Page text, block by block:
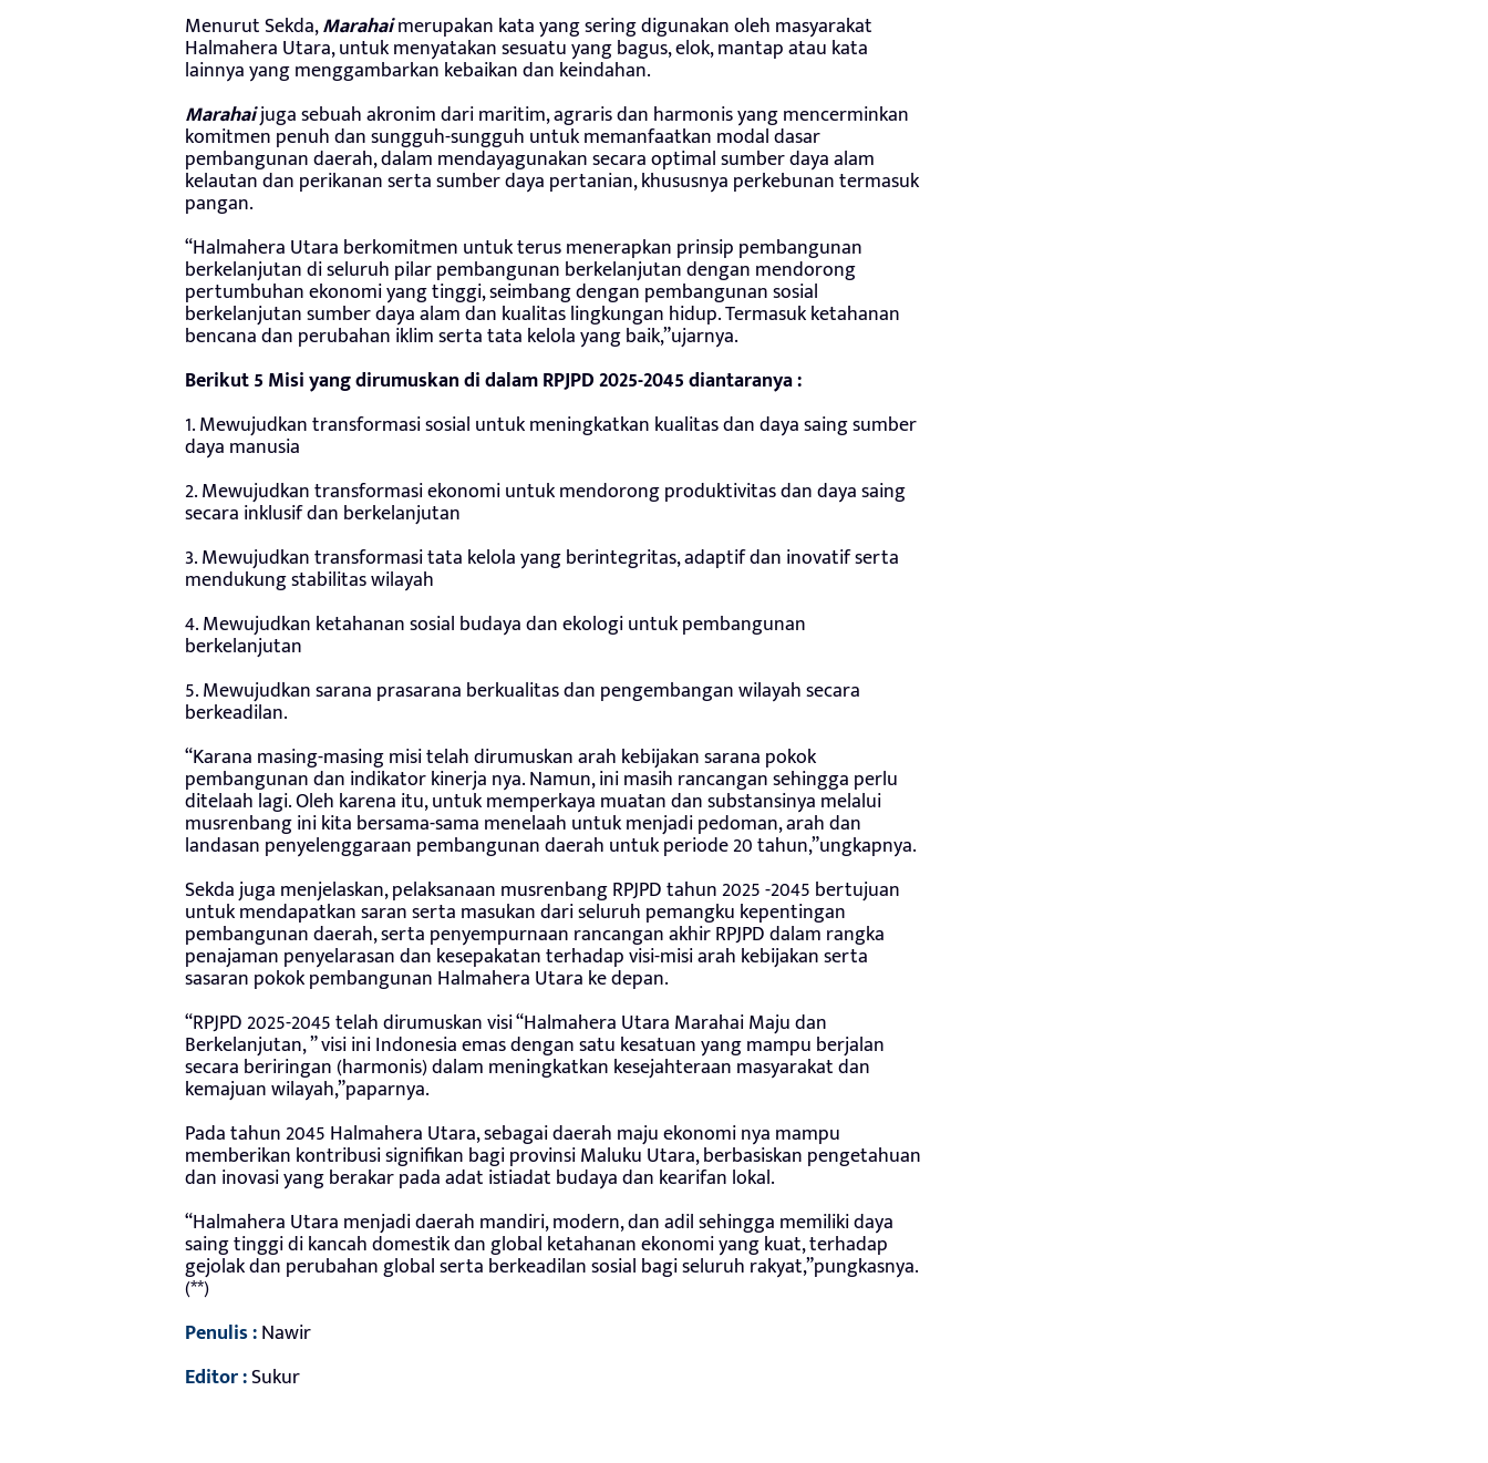
Menurut Sekda,Marahaimerupakan kata yang sering digunakan oleh masyarakat
Halmahera Utara, untuk menyatakan sesuatu yang bagus, elok, mantap atau kata
lainnya yang menggambarkan kebaikan dan keindahan.
Marahaijuga sebuah akronim dari maritim, agraris dan harmonis yang mencerminkan
komitmen penuh dan sungguh-sungguh untuk memanfaatkan modal dasar
pembangunan daerah, dalam mendayagunakan secara optimal sumber daya alam
kelautan dan perikanan serta sumber daya pertanian, khususnya perkebunan termasuk
pangan.
“Halmahera Utara berkomitmen untuk terus menerapkan prinsip pembangunan
berkelanjutan di seluruh pilar pembangunan berkelanjutan dengan mendorong
pertumbuhan ekonomi yang tinggi, seimbang dengan pembangunan sosial
berkelanjutan sumber daya alam dan kualitas lingkungan hidup. Termasuk ketahanan
bencana dan perubahan iklim serta tata kelola yang baik,”ujarnya.
Berikut 5 Misi yang dirumuskan di dalam RPJPD 2025-2045 diantaranya :
1. Mewujudkan transformasi sosial untuk meningkatkan kualitas dan daya saing sumber
daya manusia
2. Mewujudkan transformasi ekonomi untuk mendorong produktivitas dan daya saing
secara inklusif dan berkelanjutan
3. Mewujudkan transformasi tata kelola yang berintegritas, adaptif dan inovatif serta
mendukung stabilitas wilayah
4. Mewujudkan ketahanan sosial budaya dan ekologi untuk pembangunan
berkelanjutan
5. Mewujudkan sarana prasarana berkualitas dan pengembangan wilayah secara
berkeadilan.
“Karana masing-masing misi telah dirumuskan arah kebijakan sarana pokok
pembangunan dan indikator kinerja nya. Namun, ini masih rancangan sehingga perlu
ditelaah lagi. Oleh karena itu, untuk memperkaya muatan dan substansinya melalui
musrenbang ini kita bersama-sama menelaah untuk menjadi pedoman, arah dan
landasan penyelenggaraan pembangunan daerah untuk periode 20 tahun,”ungkapnya.
Sekda juga menjelaskan, pelaksanaan musrenbang RPJPD tahun 2025 -2045 bertujuan
untuk mendapatkan saran serta masukan dari seluruh pemangku kepentingan
pembangunan daerah, serta penyempurnaan rancangan akhir RPJPD dalam rangka
penajaman penyelarasan dan kesepakatan terhadap visi-misi arah kebijakan serta
sasaran pokok pembangunan Halmahera Utara ke depan.
“RPJPD 2025-2045 telah dirumuskan visi “Halmahera Utara Marahai Maju dan
Berkelanjutan, ” visi ini Indonesia emas dengan satu kesatuan yang mampu berjalan
secara beriringan (harmonis) dalam meningkatkan kesejahteraan masyarakat dan
kemajuan wilayah,”paparnya.
Pada tahun 2045 Halmahera Utara, sebagai daerah maju ekonomi nya mampu
memberikan kontribusi signifikan bagi provinsi Maluku Utara, berbasiskan pengetahuan
dan inovasi yang berakar pada adat istiadat budaya dan kearifan lokal.
“Halmahera Utara menjadi daerah mandiri, modern, dan adil sehingga memiliki daya
saing tinggi di kancah domestik dan global ketahanan ekonomi yang kuat, terhadap
gejolak dan perubahan global serta berkeadilan sosial bagi seluruh rakyat,”pungkasnya.
(**)
Penulis :Nawir
Editor :Sukur